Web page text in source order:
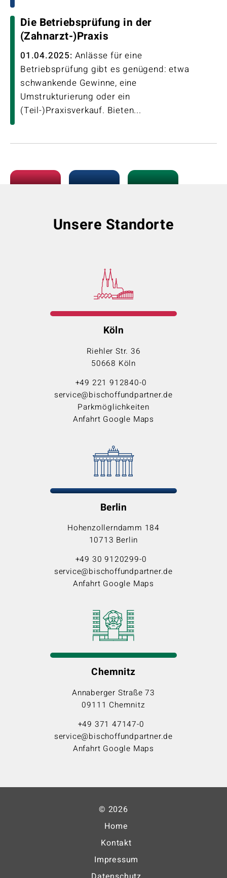
Die Betriebsprüfung in der
(Zahnarzt-)Praxis
01.04.2025: Anlässe für eine
Betriebsprüfung gibt es genügend: etwa
schwankende Gewinne, eine
Umstrukturierung oder ein
(Teil-)Praxisverkauf. Bieten...
Unsere Standorte
Köln
Riehler Str. 36
50668 Köln
+49 221 912840-0
service@bischoffundpartner.de
Parkmöglichkeiten
Anfahrt Google Maps
Berlin
Hohenzollerndamm 184
10713 Berlin
+49 30 9120299-0
service@bischoffundpartner.de
Anfahrt Google Maps
Chemnitz
Annaberger Straße 73
09111 Chemnitz
+49 371 47147-0
service@bischoffundpartner.de
Anfahrt Google Maps
© 2026
Home
Kontakt
Impressum